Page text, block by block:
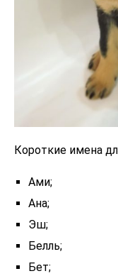
Короткие имена
Ами;
Ана;
Эш;
Белль;
Бет;